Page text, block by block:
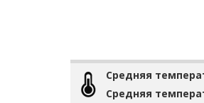
Средняя
Средняя